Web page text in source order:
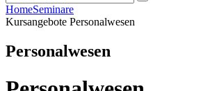
HomeSeminare
Kursangebote Personalwesen
Personalwesen